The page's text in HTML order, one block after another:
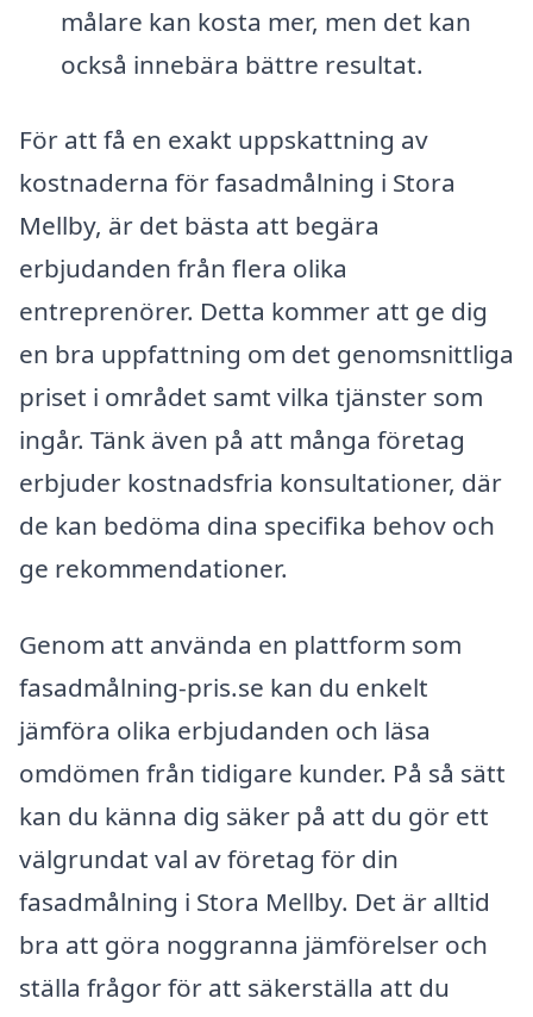
målare kan kosta mer, men det kan
också innebära bättre resultat.
För att få en exakt uppskattning av
kostnaderna för fasadmålning i Stora
Mellby, är det bästa att begära
erbjudanden från flera olika
entreprenörer. Detta kommer att ge dig
en bra uppfattning om det genomsnittliga
priset i området samt vilka tjänster som
ingår. Tänk även på att många företag
erbjuder kostnadsfria konsultationer, där
de kan bedöma dina specifika behov och
ge rekommendationer.
Genom att använda en plattform som
fasadmålning-pris.se kan du enkelt
jämföra olika erbjudanden och läsa
omdömen från tidigare kunder. På så sätt
kan du känna dig säker på att du gör ett
välgrundat val av företag för din
fasadmålning i Stora Mellby. Det är alltid
bra att göra noggranna jämförelser och
ställa frågor för att säkerställa att du